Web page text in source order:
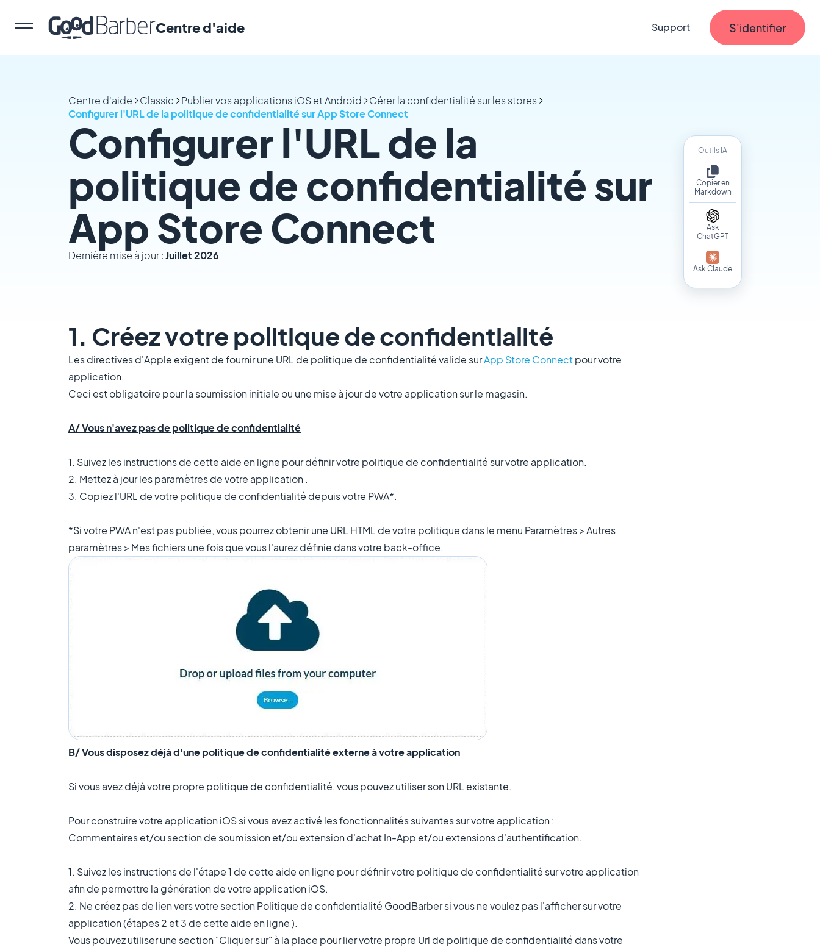
Centre d'aide Support S'identifier
Outils IA
Copier en
Markdown
Ask
ChatGPT
Ask Claude
Centre d'aide Classic Publier vos applications iOS et Android
Gérer la confidentialité sur les stores
Configurer l'URL de la politique de confidentialité sur App Store Connect
Configurer l'URL de la
politique de confidentialité sur
App Store Connect
Dernière mise à jour :Juillet 2026
1. Créez votre politique de confidentialité
Les directives d'Apple exigent de fournir une URL de politique de confidentialité valide surApp Store Connectpour votre
application.
Ceci est obligatoire pour la soumission initiale ou une mise à jour de votre application sur le magasin.
A/ Vous n'avez pas de politique de confidentialité
1. Suivez les instructions de cette aide en ligne pour définir votre politique de confidentialité sur votre application.
2. Mettez à jour les paramètres de votre application .
3. Copiez l'URL de votre politique de confidentialité depuis votre PWA*.
*Si votre PWA n'est pas publiée, vous pourrez obtenir une URL HTML de votre politique dans le menu Paramètres > Autres
paramètres > Mes fichiers une fois que vous l'aurez définie dans votre back-office.
B/ Vous disposez déjà d'une politique de confidentialité externe à votre application
Si vous avez déjà votre propre politique de confidentialité, vous pouvez utiliser son URL existante.
Pour construire votre application iOS si vous avez activé les fonctionnalités suivantes sur votre application :
Commentaires et/ou section de soumission et/ou extension d'achat In-App et/ou extensions d'authentification.
1. Suivez les instructions de l'étape 1 de cette aide en ligne pour définir votre politique de confidentialité sur votre application
afin de permettre la génération de votre application iOS.
2. Ne créez pas de lien vers votre section Politique de confidentialité GoodBarber si vous ne voulez pas l'afficher sur votre
application (étapes 2 et 3 de cette aide en ligne ).
Vous pouvez utiliser une section "Cliquer sur" à la place pour lier votre propre Url de politique de confidentialité dans votre